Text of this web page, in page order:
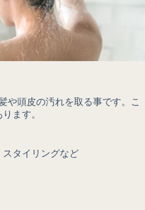
や頭皮の汚れを取る事です。こ
ます。
タイリングなど